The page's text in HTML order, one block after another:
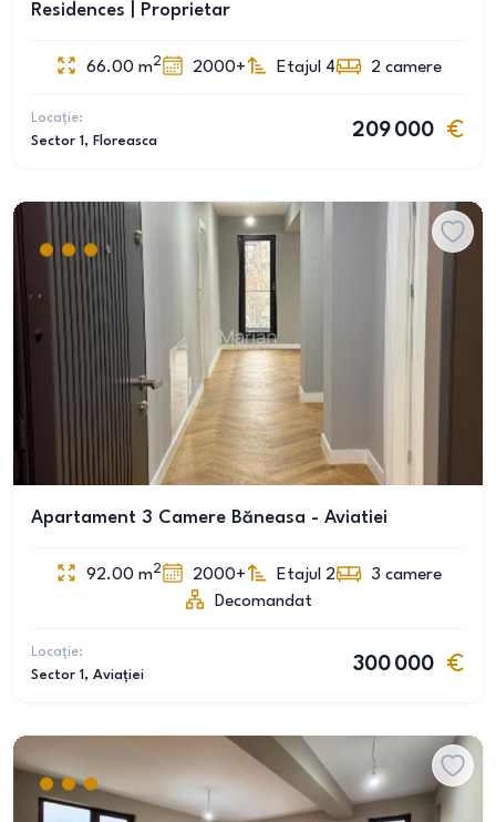
Residences | Proprietar
66.00 m2 2000+ Etajul 4 2 camere
Locație:
Sector 1 , Floreasca
209 000
Apartament 3 Camere Băneasa - Aviatiei
92.00 m2 2000+ Etajul 2 3 camere
Decomandat
Locație:
Sector 1 , Aviației
300 000